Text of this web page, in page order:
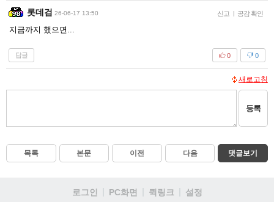
롯데검 26-06-17 13:50 신고 | 공감 확인
지금까지 했으면...
답글 0
0
새로고침
등록
목록 본문 이전 다음 댓글보기
로그인 PC화면 퀵링크 설정